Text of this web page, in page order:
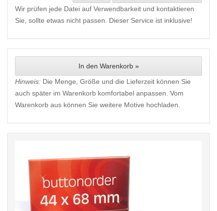
Wir prüfen jede Datei auf Verwendbarkeit und kontaktieren
Sie, sollte etwas nicht passen. Dieser Service ist inklusive!
In den Warenkorb »
Hinweis: Die Menge, Größe und die Lieferzeit können Sie
auch später im Warenkorb komfortabel anpassen. Vom
Warenkorb aus können Sie weitere Motive hochladen.